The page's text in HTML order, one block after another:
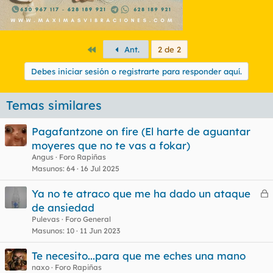
PrimeroAnt. 2 de 2
Debes iniciar sesión o registrarte para responder aquí.
Temas similares
Pagafantzone on fire (El harte de aguantar
moyeres que no te vas a fokar)
Angus
Foro Rapiñas
Masunos 64 16 Jul 2025
C
a
Ya no te atraco que me ha dado un ataque
de ansiedad
Pulevas
Foro General
Masunos 10 11 Jun 2023
Te necesito...para que me eches una mano
naxo Foro Rapiñas